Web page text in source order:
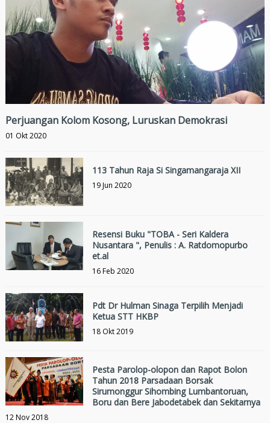
Perjuangan Kolom Kosong, Luruskan Demokrasi
01 Okt 2020
113 Tahun Raja Si Singamangaraja XII
19 Jun 2020
Resensi Buku "TOBA - Seri Kaldera
Nusantara ", Penulis : A. Ratdomopurbo
et.al
16 Feb 2020
Pdt Dr Hulman Sinaga Terpilih Menjadi
Ketua STT HKBP
18 Okt 2019
Pesta Parolop-olopon dan Rapot Bolon
Tahun 2018 Parsadaan Borsak
Sirumonggur Sihombing Lumbantoruan,
Boru dan Bere Jabodetabek dan Sekitarnya
12 Nov 2018